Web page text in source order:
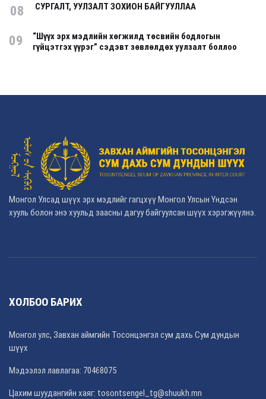
08 СУРГАЛТ, УУЛЗАЛТ ЗОХИОН БАЙГУУЛЛАА
09
“Шүүх эрх мэдлийн хөгжилд төсвийн бодлогын
гүйцэтгэх үүрэг” сэдэвт зөвлөлдөх уулзалт боллоо
Монгол Улсад шүүх эрх мэдлийг гагцхүү Монгол Улсын Үндсэн
хууль болон энэ хуульд заасны дагуу байгуулсан шүүх хэрэгжүүлнэ.
ХОЛБОО БАРИХ
Монгол улс, Завхан аймгийн Тосонцэнгэл сум дахь Сум дундын
шүүх
Мэдээлэл лавлагаа: 70468075
Цахим шуудангийн хаяг: tosontsengel_tg@shuukh.mn